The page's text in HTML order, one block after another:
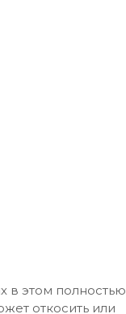
в этом полностью
откосить или